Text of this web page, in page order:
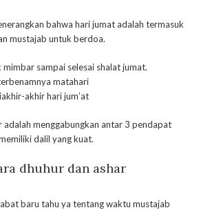
bahwa hari jumat adalah termasuk
mustajab untuk berdoa.
sampai selesai shalat jumat.
matahari
akhir hari jum’at
menggabungkan antar 3 pendapat
dalil yang kuat.
dhuhur dan ashar
baru tahu ya tentang waktu mustajab